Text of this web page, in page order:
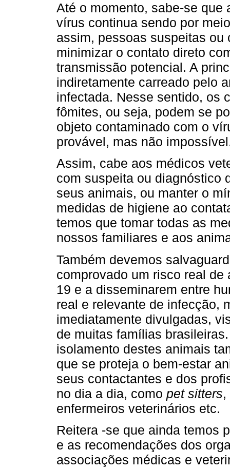
Até o momento, sabe-se que
vírus continua sendo por
assim, pessoas suspeitas ou
minimizar o contato direto
transmissão potencial. A
indiretamente carreado pelo
infectada. Nesse sentido, os
fômites, ou seja, podem se
objeto contaminado com o
provável, mas não
Assim, cabe aos médicos
com suspeita ou diagnóstico
seus animais, ou manter o
medidas de higiene ao
temos que tomar todas as
nossos familiares e aos
Também devemos
comprovado um risco real
19 e a disseminarem entre
real e relevante de infecção,
imediatamente divulgadas,
de muitas famílias
isolamento destes animais
que se proteja o bem-estar
seus contactantes e dos
no dia a dia, como pet sitters,
enfermeiros veterinários etc.
Reitera -se que ainda temos
e as recomendações dos
associações médicas e